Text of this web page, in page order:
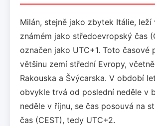
Milán, stejně jako zbytek Itálie, leží
známém jako středoevropský čas
označen jako UTC+1. Toto časové
většinu zemí střední Evropy,
Rakouska a Švýcarska. V období
obvykle trvá od poslední neděle v
neděle v říjnu, se čas posouvá na
čas (CEST), tedy UTC+2.